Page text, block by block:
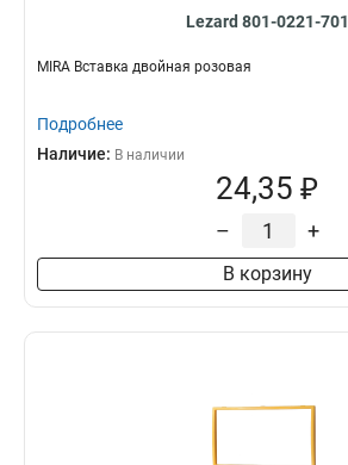
Lezard 801-0221-701
MIRA Вставка двойная розовая
Подробнее
Наличие: В наличии
24,35 ₽
– +
В корзину